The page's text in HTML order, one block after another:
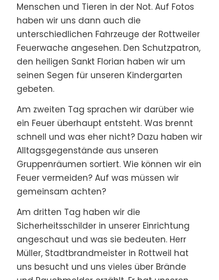
Menschen und Tieren in der Not. Auf Fotos
haben wir uns dann auch die
unterschiedlichen Fahrzeuge der Rottweiler
Feuerwache angesehen. Den Schutzpatron,
den heiligen Sankt Florian haben wir um
seinen Segen für unseren Kindergarten
gebeten.
Am zweiten Tag sprachen wir darüber wie
ein Feuer überhaupt entsteht. Was brennt
schnell und was eher nicht? Dazu haben wir
Alltagsgegenstände aus unseren
Gruppenräumen sortiert. Wie können wir ein
Feuer vermeiden? Auf was müssen wir
gemeinsam achten?
Am dritten Tag haben wir die
Sicherheitsschilder in unserer Einrichtung
angeschaut und was sie bedeuten. Herr
Müller, Stadtbrandmeister in Rottweil hat
uns besucht und uns vieles über Brände